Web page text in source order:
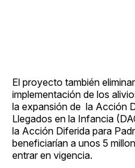
El proyecto también
implementación de los
la expansión de la Acción
Llegados en la Infancia
la Acción Diferida para
beneficiarían a unos 5
entrar en vigencia.